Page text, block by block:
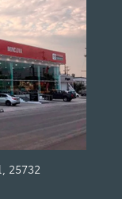
25732